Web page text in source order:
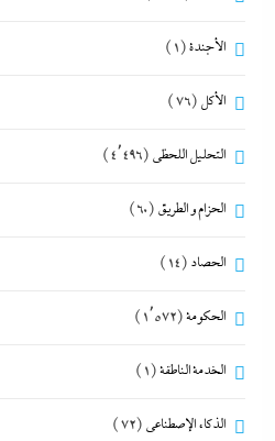
الأجندة(1)
الأكل (76)
التحليل اللحظي (4٬496)
الحزام و الطريق (60)
الحصاد (14)
الحكومة(1٬572)
الخدمة الناطقة(1)
الذكاء الإصطناعي (72)